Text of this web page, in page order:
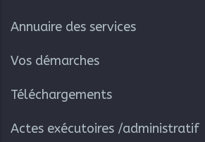
Annuaire des services
Vos démarches
Téléchargements
Actes exécutoires /administratif